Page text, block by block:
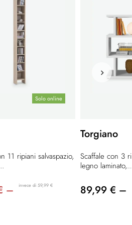
Solo online
11 ripiani salvaspazio,
– invece di 59,99 €
Torgiano
Scaffale con 3
legno
89,99 € –